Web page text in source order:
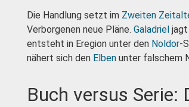
Die Handlung setzt im Zweiten
Verborgenen neue Pläne. Galadriel
entsteht in Eregion unter den Noldor-
nähert sich den Elben unter falschem
Buch versus